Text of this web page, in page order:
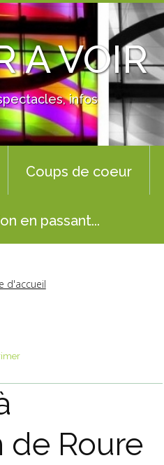
A VOIR
infos
Coups de coeur
en passant...
d'accueil
de Roure